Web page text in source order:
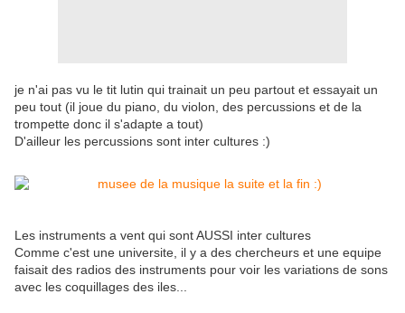
je n'ai pas vu le tit lutin qui trainait un peu partout et essayait un
peu tout (il joue du piano, du violon, des percussions et de la
trompette donc il s'adapte a tout)
D'ailleur les percussions sont inter cultures :)
Les instruments a vent qui sont AUSSI inter cultures
Comme c'est une universite, il y a des chercheurs et une equipe
faisait des radios des instruments pour voir les variations de sons
avec les coquillages des iles...